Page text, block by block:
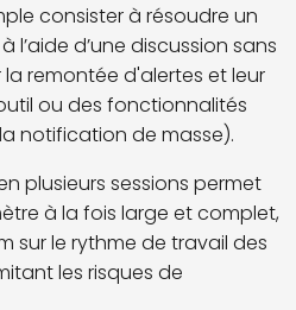
consister à résoudre un
l’aide d’une discussion sans
remontée d'alertes et leur
ou des fonctionnalités
notification de masse).
plusieurs sessions permet
à la fois large et complet,
sur le rythme de travail des
les risques de